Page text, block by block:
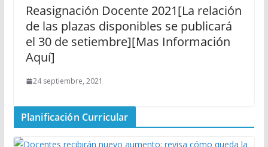
Reasignación Docente 2021[La relación
de las plazas disponibles se publicará
el 30 de setiembre][Mas Información
Aquí]
24 septiembre, 2021
Planificación Curricular